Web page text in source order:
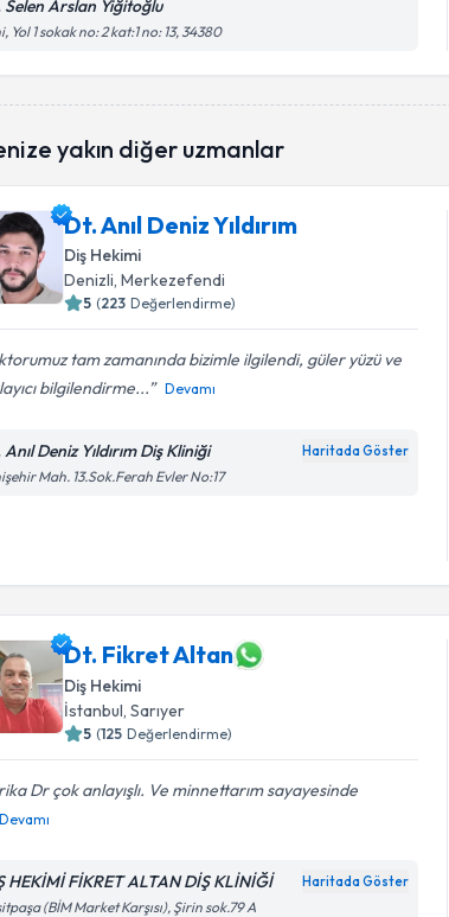
Selen Arslan Yiğitoğlu
Yol 1 sokak no: 2 kat:1 no: 13, 34380
yakın diğer uzmanlar
Dt. Anıl Deniz Yıldırım
Diş Hekimi
Denizli, Merkezefendi
5 (223 Değerlendirme)
tam zamanında bizimle ilgilendi, güler yüzü ve
bilgilendirme...
Devamı
Deniz Yıldırım Diş Kliniği Haritada Göster
Mah. 13.Sok.Ferah Evler No:17
Dt. Fikret Altan
Diş Hekimi
İstanbul , Sarıyer
5 (125 Değerlendirme)
Dr çok anlayışlı. Ve minnettarım sayayesinde
Devamı
HEKİMİ FİKRET ALTAN DİŞ KLİNİĞİ Haritada Göster
(BİM Market Karşısı), Şirin sok.79 A